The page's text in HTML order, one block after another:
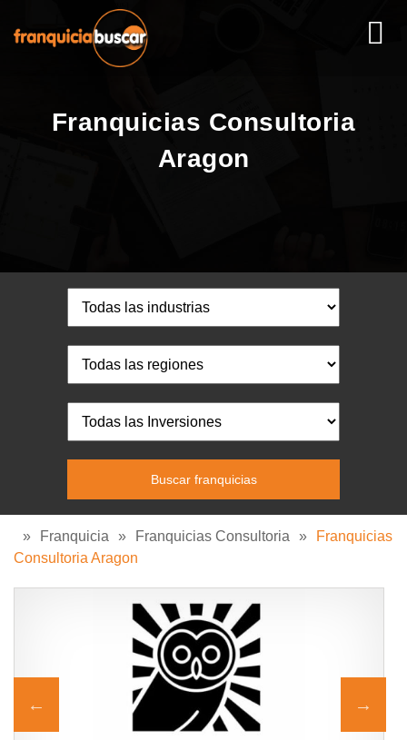
Franquicias Consultoria
Aragon
» Franquicia » Franquicias Consultoria »
Franquicias
Consultoria Aragon